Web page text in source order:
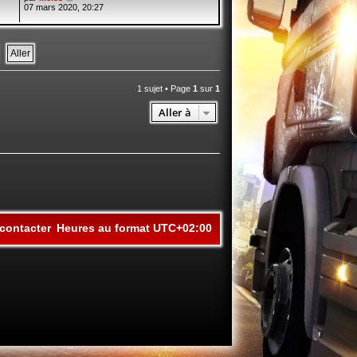
07 mars 2020, 20:27
1 sujet • Page 1 sur 1
Aller à
Heures au format UTC+02:00